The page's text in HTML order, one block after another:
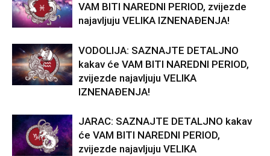
VAM BITI NAREDNI PERIOD, zvijezde
najavljuju VELIKA IZNENAĐENJA!
VODOLIJA: SAZNAJTE DETALJNO
kakav će VAM BITI NAREDNI PERIOD,
zvijezde najavljuju VELIKA
IZNENAĐENJA!
JARAC: SAZNAJTE DETALJNO kakav
će VAM BITI NAREDNI PERIOD,
zvijezde najavljuju VELIKA